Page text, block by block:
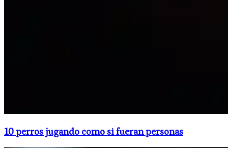
10 perros jugando como si fueran personas